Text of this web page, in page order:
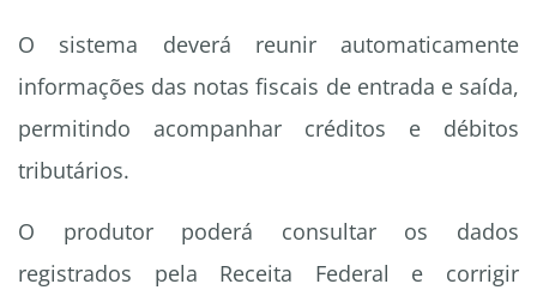
O sistema deverá reunir automaticamente
informações das notas fiscais de entrada e saída,
permitindo acompanhar créditos e débitos
tributários.
O produtor poderá consultar os dados
registrados pela Receita Federal e corrigir